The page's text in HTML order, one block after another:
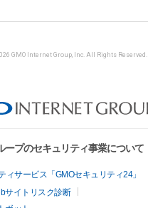
GMO Internet Group, Inc. All Rights Reserved.
ープのセキュリティ事業について
サービス「GMOセキュリティ24」
サイトリスク診断